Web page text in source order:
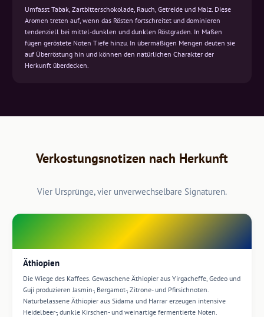
Umfasst Tabak, Zartbitterschokolade, Rauch, Getreide und Malz. Diese
Aromen treten auf, wenn das Rösten fortschreitet und dominieren
tendenziell bei mittel-dunklen und dunklen Röstgraden. In Maßen
fügen geröstete Noten Tiefe hinzu. In übermäßigen Mengen deuten sie
auf Überröstung hin und können den natürlichen Charakter der
Herkunft überdecken.
Verkostungsnotizen nach Herkunft
Vier Ursprünge, vier unverwechselbare Signaturen.
Äthiopien
Die Wiege des Kaffees. Gewaschene Äthiopier aus Yirgacheffe, Gedeo und
Guji produzieren Jasmin-, Bergamot-, Zitrone- und Pfirsichnoten.
Naturbelassene Äthiopier aus Sidama und Harrar erzeugen intensive
Heidelbeer-, dunkle Kirschen- und weinartige fermentierte Noten.